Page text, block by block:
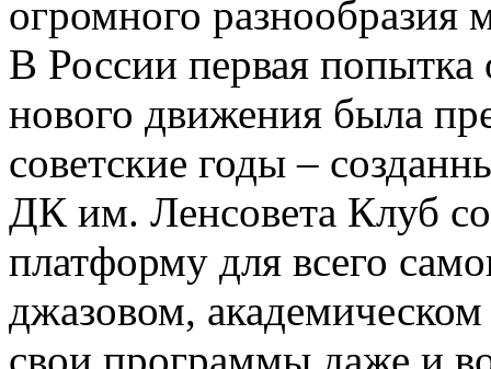
огромного разнообразия
В России первая
нового движения была
советские годы –
ДК им. Ленсовета Клуб
платформу для всего
джазовом,